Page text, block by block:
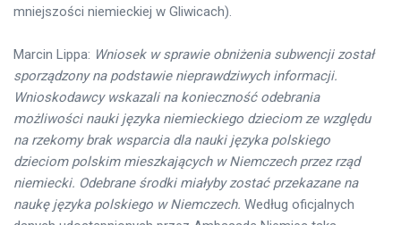
mniejszości niemieckiej w Gliwicach).
Marcin Lippa: Wniosek w sprawie obniżenia subwencji został
sporządzony na podstawie nieprawdziwych informacji.
Wnioskodawcy wskazali na konieczność odebrania
możliwości nauki języka niemieckiego dzieciom ze względu
na rzekomy brak wsparcia dla nauki języka polskiego
dzieciom polskim mieszkających w Niemczech przez rząd
niemiecki. Odebrane środki miałyby zostać przekazane na
naukę języka polskiego w Niemczech. Według oficjalnych